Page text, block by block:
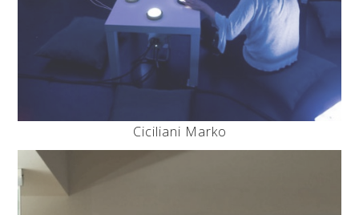
Ciciliani Marko